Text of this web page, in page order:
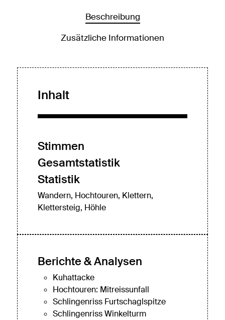
Beschreibung
Zusätzliche Informationen
Inhalt
Stimmen
Gesamtstatistik
Statistik
Wandern, Hochtouren, Klettern,
Klettersteig, Höhle
Berichte & Analysen
Kuhattacke
Hochtouren: Mitreissunfall
Schlingenriss Furtschaglspitze
Schlingenriss Winkelturm